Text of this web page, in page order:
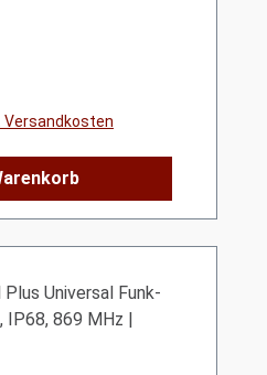
Versandkosten